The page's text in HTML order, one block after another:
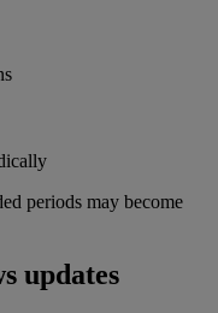
periods may become
updates